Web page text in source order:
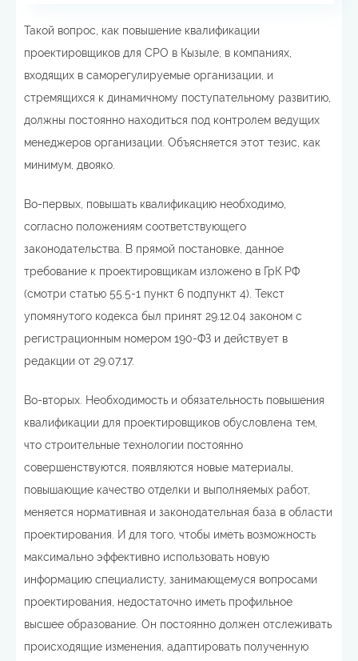
Такой вопрос, как повышение квалификации
проектировщиков для СРО в Кызыле, в компаниях,
входящих в саморегулируемые организации, и
стремящихся к динамичному поступательному развитию,
должны постоянно находиться под контролем ведущих
менеджеров организации. Объясняется этот тезис, как
минимум, двояко.
Во-первых, повышать квалификацию необходимо,
согласно положениям соответствующего
законодательства. В прямой постановке, данное
требование к проектировщикам изложено в ГрК РФ
(смотри статью 55.5-1 пункт 6 подпункт 4). Текст
упомянутого кодекса был принят 29.12.04 законом с
регистрационным номером 190-ФЗ и действует в
редакции от 29.07.17.
Во-вторых. Необходимость и обязательность повышения
квалификации для проектировщиков обусловлена тем,
что строительные технологии постоянно
совершенствуются, появляются новые материалы,
повышающие качество отделки и выполняемых работ,
меняется нормативная и законодательная база в области
проектирования. И для того, чтобы иметь возможность
максимально эффективно использовать новую
информацию специалисту, занимающемуся вопросами
проектирования, недостаточно иметь профильное
высшее образование. Он постоянно должен отслеживать
происходящие изменения, адаптировать полученную